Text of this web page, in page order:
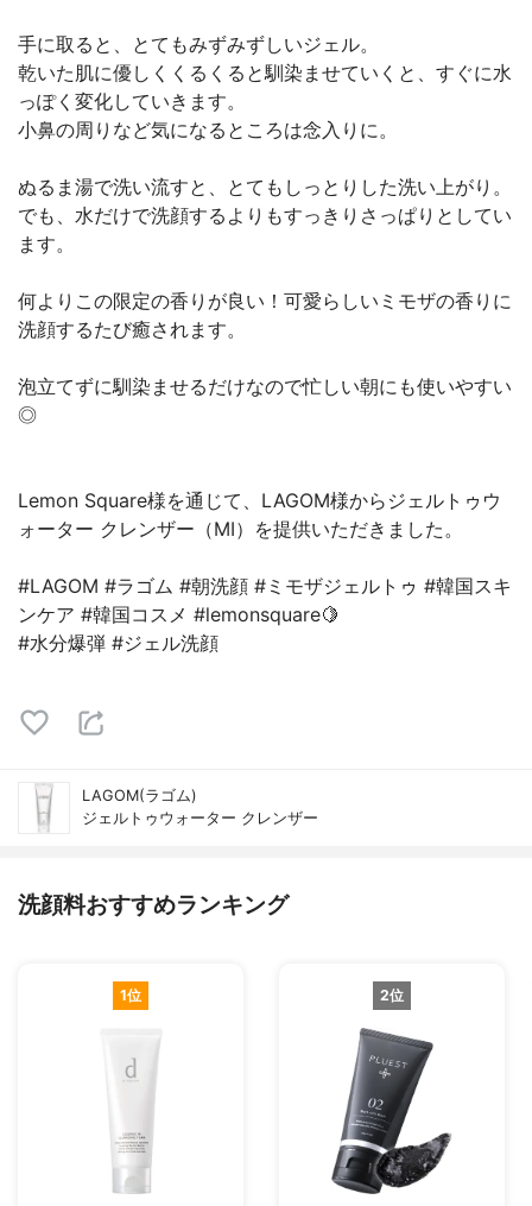
手に取ると、とてもみずみずしいジェル。
乾いた肌に優しくくるくると馴染ませていくと、すぐに水
っぽく変化していきます。
小鼻の周りなど気になるところは念入りに。
ぬるま湯で洗い流すと、とてもしっとりした洗い上がり。
でも、水だけで洗顔するよりもすっきりさっぱりとしてい
ます。
何よりこの限定の香りが良い！可愛らしいミモザの香りに
洗顔するたび癒されます。
泡立てずに馴染ませるだけなので忙しい朝にも使いやすい
◎
Lemon Square様を通じて、LAGOM様からジェルトゥウ
ォーター クレンザー（MI）を提供いただきました。
#LAGOM #ラゴム #朝洗顔 #ミモザジェルトゥ #韓国スキ
ンケア #韓国コスメ #lemonsquare🍋
#水分爆弾 #ジェル洗顔
LAGOM(ラゴム)
ジェルトゥウォーター クレンザー
洗顔料おすすめランキング
1位 2位